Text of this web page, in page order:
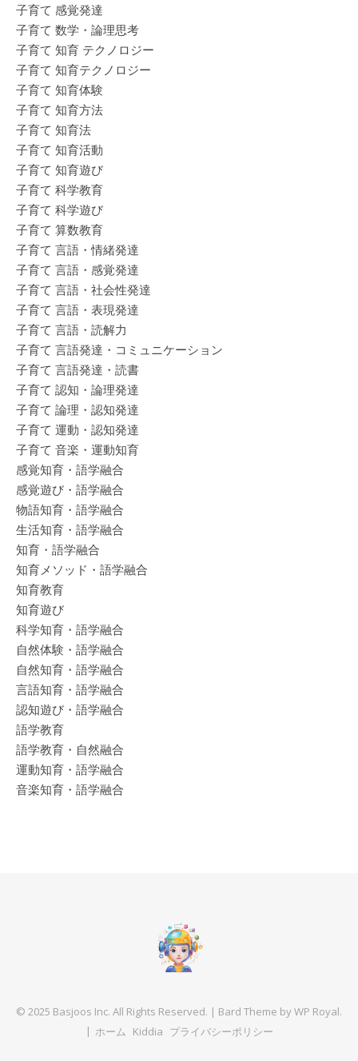
子育て 感覚発達
子育て 数学・論理思考
子育て 知育 テクノロジー
子育て 知育テクノロジー
子育て 知育体験
子育て 知育方法
子育て 知育法
子育て 知育活動
子育て 知育遊び
子育て 科学教育
子育て 科学遊び
子育て 算数教育
子育て 言語・情緒発達
子育て 言語・感覚発達
子育て 言語・社会性発達
子育て 言語・表現発達
子育て 言語・読解力
子育て 言語発達・コミュニケーション
子育て 言語発達・読書
子育て 認知・論理発達
子育て 論理・認知発達
子育て 運動・認知発達
子育て 音楽・運動知育
感覚知育・語学融合
感覚遊び・語学融合
物語知育・語学融合
生活知育・語学融合
知育・語学融合
知育メソッド・語学融合
知育教育
知育遊び
科学知育・語学融合
自然体験・語学融合
自然知育・語学融合
言語知育・語学融合
認知遊び・語学融合
語学教育
語学教育・自然融合
運動知育・語学融合
音楽知育・語学融合
© 2025 Basjoos Inc. All Rights Reserved. | Bard Theme byWP Royal.
ホーム Kiddia プライバシーポリシー